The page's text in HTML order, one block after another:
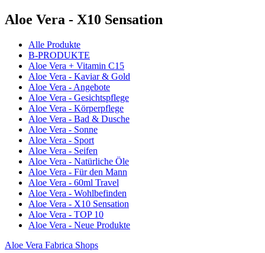
Aloe Vera - X10 Sensation
Alle Produkte
B-PRODUKTE
Aloe Vera + Vitamin C15
Aloe Vera - Kaviar & Gold
Aloe Vera - Angebote
Aloe Vera - Gesichtspflege
Aloe Vera - Körperpflege
Aloe Vera - Bad & Dusche
Aloe Vera - Sonne
Aloe Vera - Sport
Aloe Vera - Seifen
Aloe Vera - Natürliche Öle
Aloe Vera - Für den Mann
Aloe Vera - 60ml Travel
Aloe Vera - Wohlbefinden
Aloe Vera - X10 Sensation
Aloe Vera - TOP 10
Aloe Vera - Neue Produkte
Aloe Vera Fabrica Shops